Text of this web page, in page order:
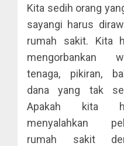
Kita sedih orang
sayangi harus
rumah sakit. Kita
mengorbankan
tenaga, pikiran,
dana yang tak
Apakah kita
menyalahkan
rumah sakit